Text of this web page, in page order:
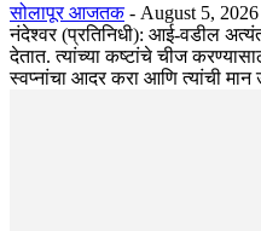
सोलापूर आजतक - August 5, 2026
नंदेश्वर (प्रतिनिधी): आई-वडील
देतात. त्यांच्या कष्टांचे चीज
स्वप्नांचा आदर करा आणि त्यांची मान